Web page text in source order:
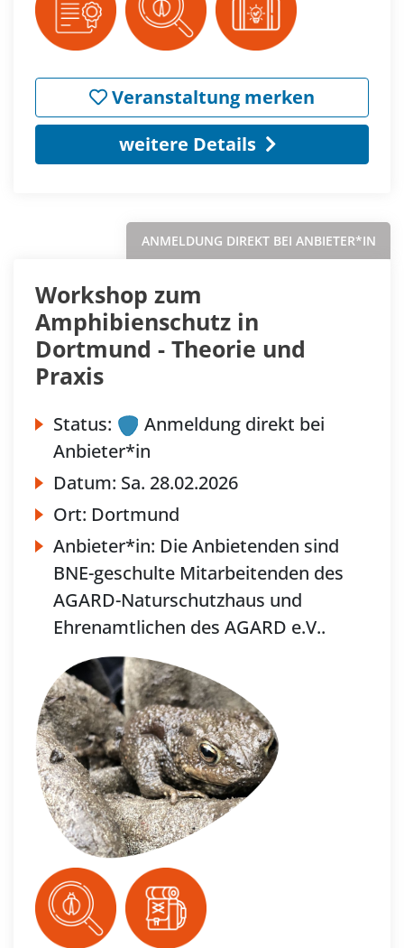
Veranstaltung merken
weitere Details
ANMELDUNG DIREKT BEI ANBIETER*IN
Workshop zum
Amphibienschutz in
Dortmund - Theorie und
Praxis
Status:
Anmeldung direkt bei
Anbieter*in
Datum: Sa. 28.02.2026
Ort: Dortmund
Anbieter*in: Die Anbietenden sind
BNE-geschulte Mitarbeitenden des
AGARD-Naturschutzhaus und
Ehrenamtlichen des AGARD e.V..